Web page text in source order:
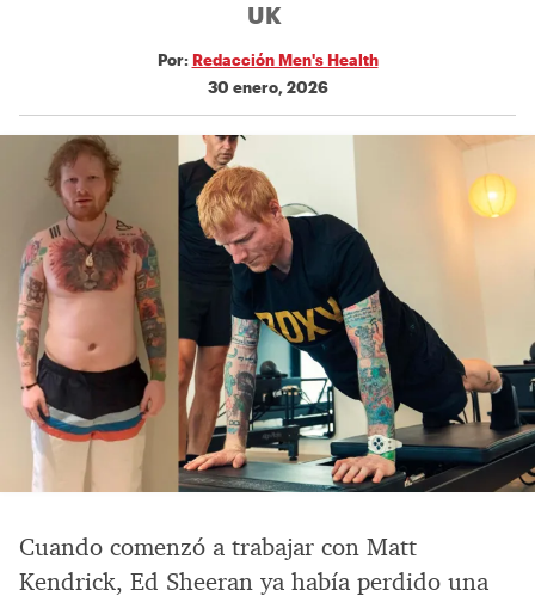
UK
Por: Redacción Men's Health
30 enero, 2026
Cuando comenzó a trabajar con Matt
Kendrick, Ed Sheeran ya había perdido una